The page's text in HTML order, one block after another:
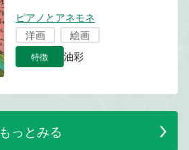
ピアノとアネモネ
洋画
絵画
特徴 油彩
もっとみる